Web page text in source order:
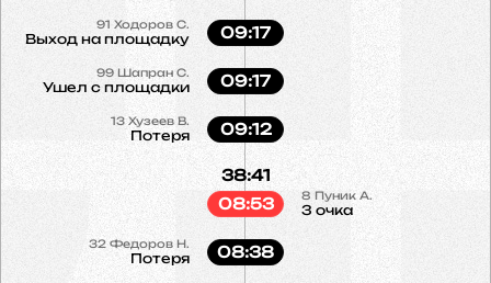
91 Ходоров С.
Выход на площадку 09:17
99 Шапран С.
Ушел с площадки 09:17
13Хузеев В.
Потеря 09:12
8 Пуник А.
3 очка
38:41
08:53
32 Федоров Н.
Потеря 08:38